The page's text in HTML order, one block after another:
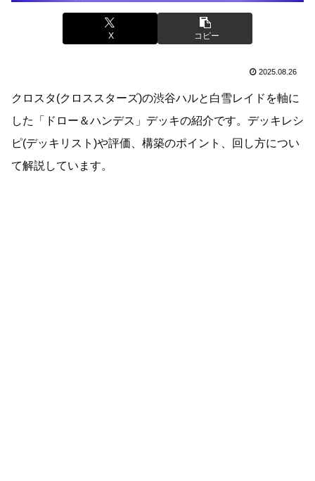
X コピー
2025.08.26
クロスタ(クロススターズ)の渋谷ハルと白雪レイドを軸に
した「ドロー＆ハンデス」デッキの紹介です。デッキレシ
ピ(デッキリスト)や評価、構築のポイント、回し方につい
て解説しています。